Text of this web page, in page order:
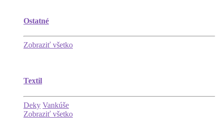
Ostatné
Zobraziť všetko
Textil
Deky Vankúše
Zobraziť všetko